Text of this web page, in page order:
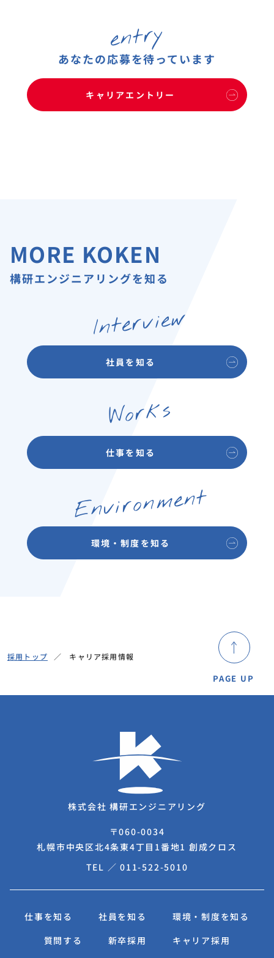
entry
あなたの応募を待っています
キャリアエントリー
MORE KOKEN
構研エンジニアリングを知る
Interview
社員を知る
Works
仕事を知る
Environment
環境・制度を知る
採用トップ キャリア採用情報
PAGE UP
株式会社 構研エンジニアリング
〒060-0034
札幌市中央区北4条東4丁目1番地1 創成クロス
TEL ／011-522-5010
仕事を知る 社員を知る
環境・制度を知る
質問する
新卒採用
キャリア採用